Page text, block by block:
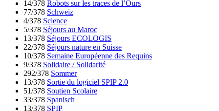
14/378 Robots sur les traces de l’Ours
77/378 Schweiz
4/378 Science
5/378 Séjours au Maroc
13/378 Séjours ECOLOGIS
22/378 Séjours nature en Suisse
10/378 Semaine Européenne des Requins
9/378 Solidaire / Solidarité
292/378 Sommer
13/378 Sortie du logiciel SPIP 2.0
51/378 Soutien Scolaire
33/378 Spanisch
13/378 SPIP